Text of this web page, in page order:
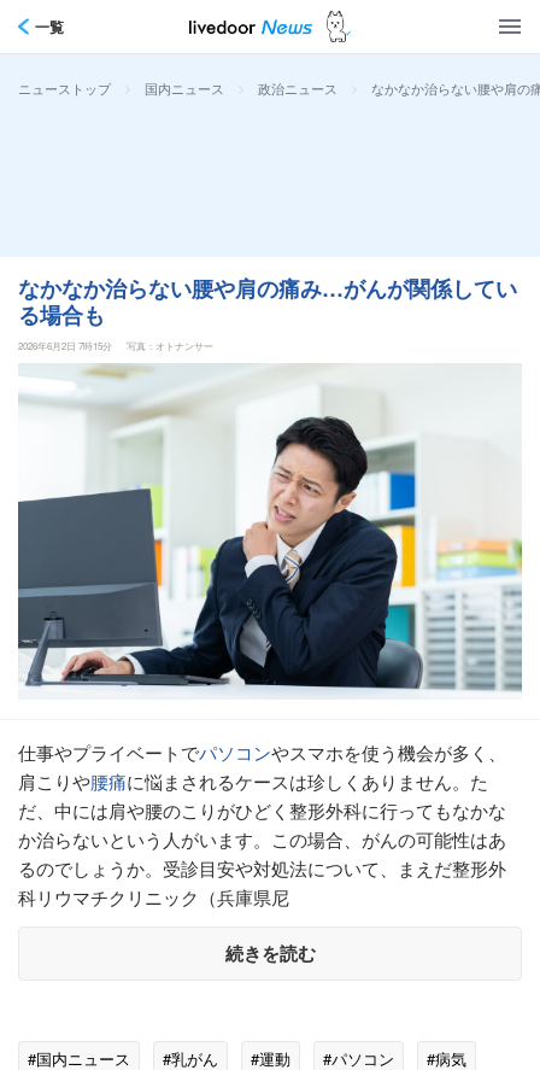
一覧
ニューストップ > 国内ニュース > 政治ニュース > なかなか治らない腰や肩の
なかなか治らない腰や肩の痛み…がんが関係してい
る場合も
2026年6月2日 7時15分 写真：オトナンサー
仕事やプライベートでパソコンやスマホを使う機会が多く、
肩こりや腰痛に悩まされるケースは珍しくありません。た
だ、中には肩や腰のこりがひどく整形外科に行ってもなかな
か治らないという人がいます。この場合、がんの可能性はあ
るのでしょうか。受診目安や対処法について、まえだ整形外
科リウマチクリニック（兵庫県尼
続きを読む
#国内ニュース #乳がん #運動 #パソコン
#病気